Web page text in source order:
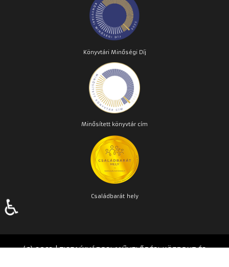
Könyvtári Minőségi Díj
Minősített könyvtár cím
Családbarát hely
(C) 2023 | TISZAÚJVÁROSI MŰVELŐDÉSI KÖZPONT ÉS